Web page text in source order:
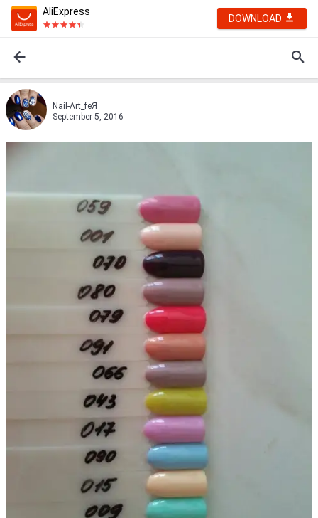
AliExpress
DOWNLOAD
Nail-Art_feЯ
September 5, 2016